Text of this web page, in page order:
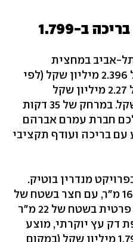
פרדס חנה: קוטג' עם בריכה ב-1.799
אביב במחצית
), ברמת השרון על 2.27 מיליון שקל
ובגבעתיים על 2.08 מיליון שקל. במרחק של 35 דקות
חברת עמרם אברהם
בריכה ועודף תקציבי
מנדרין בוטיק.
קוטג' דו-קומתי בשטח של 160 מ"ר, עם חצר בשטח של
120 מ"ר, כולל בריכת שחייה פרטית בשטח של 22 מ"ר
המוקפת דק עץ יוקרתי, מוצע
במסגרת מבצע החודש ב-1.799 מיליון שקל (במקום